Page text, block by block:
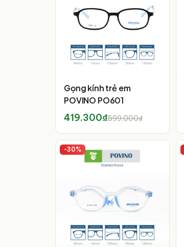
Gọng kính trẻ em
POVINO PO601
419.300₫599.000₫
-30%